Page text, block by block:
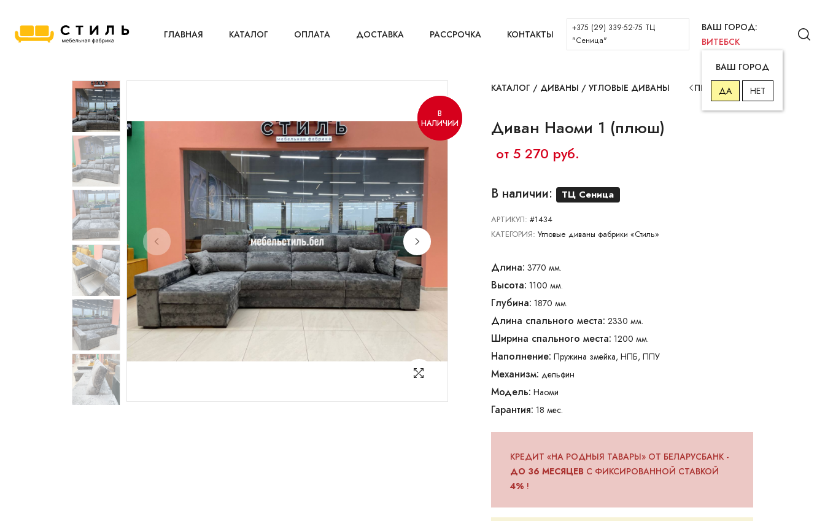
ГЛАВНАЯ КАТАЛОГ ОПЛАТА ДОСТАВКА РАССРОЧКА КОНТАКТЫ
+375 (29) 339-52-75 ТЦ
"Сеница"
ВАШ ГОРОД:
ВИТЕБСК
ВАШ ГОРОД
ДА
НЕТ
В
НАЛИЧИИ
В
НАЛИЧИИ
КАТАЛОГ / ДИВАНЫ / УГЛОВЫЕ ДИВАНЫ ПРЕД. СЛЕД.
Диван Наоми 1 (плюш)
от 5 270 руб.
В наличии: ТЦ Сеница
АРТИКУЛ: #1434
КАТЕГОРИЯ: Угловые диваны фабрики «Стиль»
Длина: 3770 мм.
Высота: 1100 мм.
Глубина: 1870 мм.
Длина спального места: 2330 мм.
Ширина спального места: 1200 мм.
Наполнение: Пружина змейка, НПБ, ППУ
Механизм: дельфин
Модель: Наоми
Гарантия: 18 мес.
КРЕДИТ «НА РОДНЫЯ ТАВАРЫ» ОТ БЕЛАРУСБАНК -
ДО 36 МЕСЯЦЕВ С ФИКСИРОВАННОЙ СТАВКОЙ
4% !